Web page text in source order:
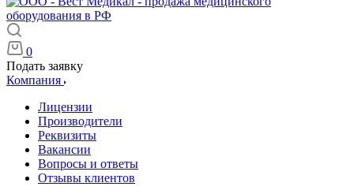
0
Подать заявку
Компания
Лицензии
Производители
Реквизиты
Вакансии
Вопросы и ответы
Отзывы клиентов